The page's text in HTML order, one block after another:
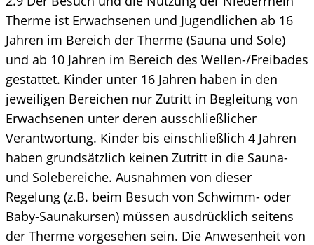
Therme ist Erwachsenen und Jugendlichen ab 16
Jahren im Bereich der Therme (Sauna und Sole)
und ab 10 Jahren im Bereich des Wellen-/Freibades
gestattet. Kinder unter 16 Jahren haben in den
jeweiligen Bereichen nur Zutritt in Begleitung von
Erwachsenen unter deren ausschließlicher
Verantwortung. Kinder bis einschließlich 4 Jahren
haben grundsätzlich keinen Zutritt in die Sauna-
und Solebereiche. Ausnahmen von dieser
Regelung (z.B. beim Besuch von Schwimm- oder
Baby-Saunakursen) müssen ausdrücklich seitens
der Therme vorgesehen sein. Die Anwesenheit von